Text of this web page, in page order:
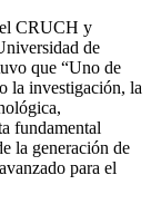
CRUCH y
de
que “Uno de
la investigación, la
fundamental
la generación de
para el